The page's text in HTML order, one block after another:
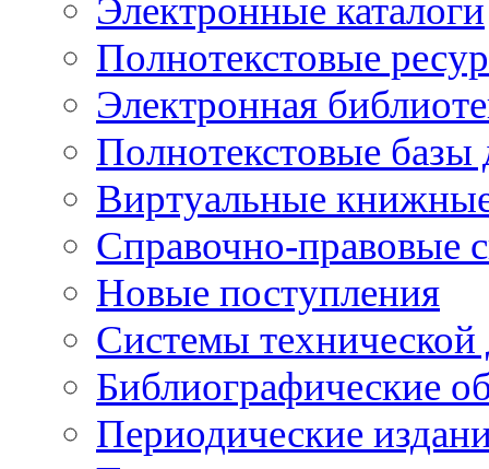
Электронные каталоги
Полнотекстовые
Электронная
Полнотекстовые
Виртуальные
Справочно-правовые
Новые поступления
Cистемы
Библиографические
Периодические